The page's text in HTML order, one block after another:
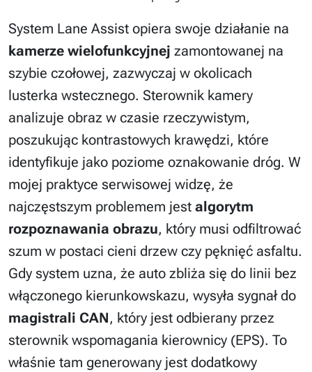
System Lane Assist opiera swoje działanie na
kamerze wielofunkcyjnej zamontowanej na
szybie czołowej, zazwyczaj w okolicach
lusterka wstecznego. Sterownik kamery
analizuje obraz w czasie rzeczywistym,
poszukując kontrastowych krawędzi, które
identyfikuje jako poziome oznakowanie dróg. W
mojej praktyce serwisowej widzę, że
najczęstszym problemem jest algorytm
rozpoznawania obrazu, który musi odfiltrować
szum w postaci cieni drzew czy pęknięć asfaltu.
Gdy system uzna, że auto zbliża się do linii bez
włączonego kierunkowskazu, wysyła sygnał do
magistrali CAN, który jest odbierany przez
sterownik wspomagania kierownicy (EPS). To
właśnie tam generowany jest dodatkowy